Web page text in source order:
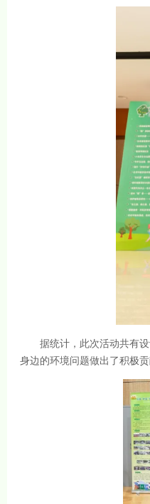
据统计，此次活动共有设
身边的环境问题做出了积极